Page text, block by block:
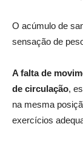
O acúmulo de
sensação de
A falta de
de circulação,
na mesma
exercícios